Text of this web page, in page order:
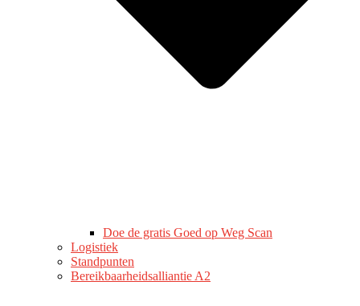
Doe de gratis Goed op Weg Scan
Logistiek
Standpunten
Bereikbaarheidsalliantie A2